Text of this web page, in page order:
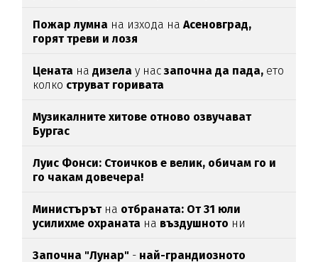
Пожар лумна на изхода наАсеновград,
горят треви и лозя
Цената надизела у насзапочна да пада, ето
колко струват горивата
Музикалните хитове отново озвучават
Бургас
Луис Фонси: Стоичков е велик, обичам го и
го чакам довечера!
Министърътна отбраната: От 31 юли
усилихме охраната на въздушното ни
Започна "Лунар" - най-грандиозното